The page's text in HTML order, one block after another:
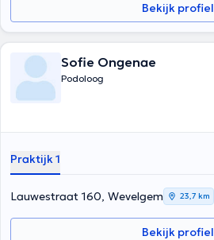
Bekijk profiel
Sofie Ongenae
Podoloog
Praktijk 1
Lauwestraat 160, Wevelgem 23,7 km
Bekijk profiel